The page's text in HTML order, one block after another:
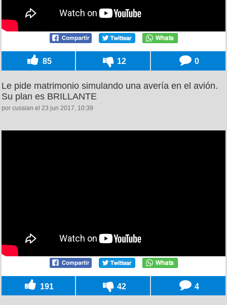
85 12 0
Le pide matrimonio simulando una avería en el avión.
Su plan es BRILLANTE
por cussian el 23 jun 2017, 10:39
191 42 4